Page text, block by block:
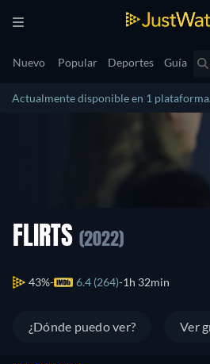
Nuevo Popular Deportes Guía
Actualmente disponible en 1 plataforma.
FLIRTS (2022)
43% 6.4 (264) 1h 32min
¿Dónde puedo ver? Ver